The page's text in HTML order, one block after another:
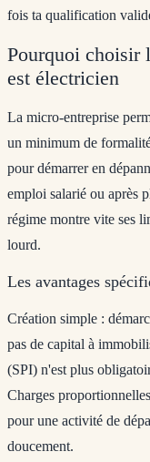
fois ta qualification
Pourquoi choisir
est électricien
La micro-entreprise
un minimum de
pour démarrer en
emploi salarié ou après
régime montre vite ses
lourd.
Les avantages
Création simple :
pas de capital à
(SPI) n'est plus
Charges proportionnelles
pour une activité de
doucement.